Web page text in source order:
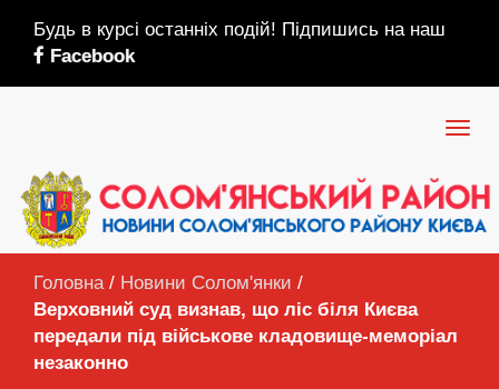
Будь в курсі останніх подій! Підпишись на наш
Facebook
Головна / Новини Солом'янки /
Верховний суд визнав, що ліс біля Києва
передали під військове кладовище-меморіал
незаконно